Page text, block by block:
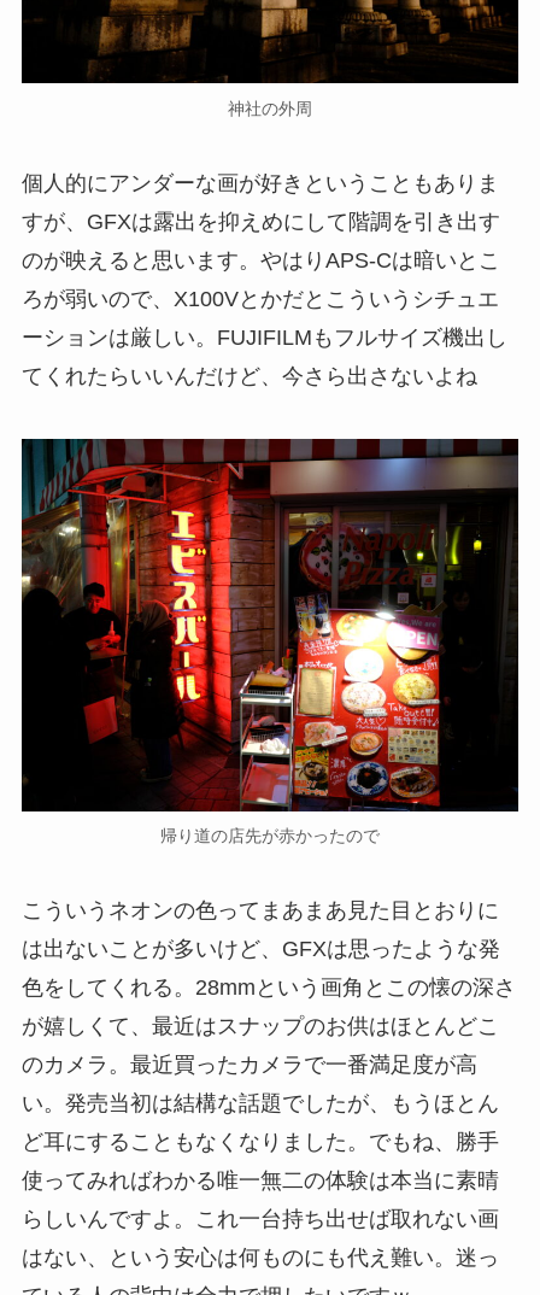
神社の外周
個人的にアンダーな画が好きということもありま
すが、GFXは露出を抑えめにして階調を引き出す
のが映えると思います。やはりAPS-Cは暗いとこ
ろが弱いので、X100Vとかだとこういうシチュエ
ーションは厳しい。FUJIFILMもフルサイズ機出し
てくれたらいいんだけど、今さら出さないよね
帰り道の店先が赤かったので
こういうネオンの色ってまあまあ見た目とおりに
は出ないことが多いけど、GFXは思ったような発
色をしてくれる。28mmという画角とこの懐の深さ
が嬉しくて、最近はスナップのお供はほとんどこ
のカメラ。最近買ったカメラで一番満足度が高
い。発売当初は結構な話題でしたが、もうほとん
ど耳にすることもなくなりました。でもね、勝手
使ってみればわかる唯一無二の体験は本当に素晴
らしいんですよ。これ一台持ち出せば取れない画
はない、という安心は何ものにも代え難い。迷っ